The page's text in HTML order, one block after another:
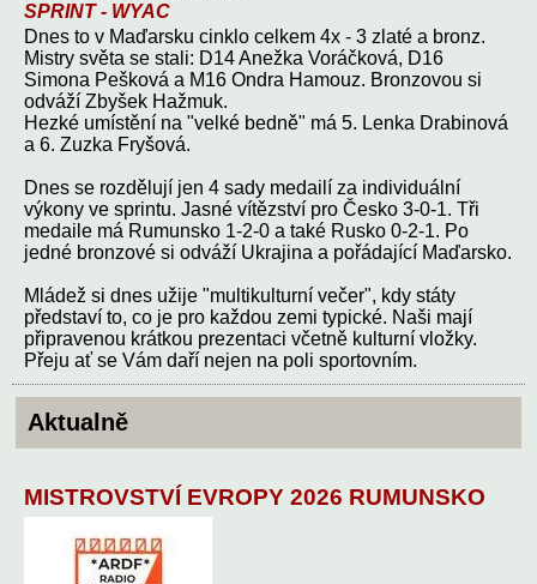
SPRINT - WYAC
Dnes to v Maďarsku cinklo celkem 4x - 3 zlaté a bronz.
Mistry světa se stali: D14 Anežka Voráčková, D16
Simona Pešková a M16 Ondra Hamouz. Bronzovou si
odváží Zbyšek Hažmuk.
Hezké umístění na "velké bedně" má 5. Lenka Drabinová
a 6. Zuzka Fryšová.
Dnes se rozdělují jen 4 sady medailí za individuální
výkony ve sprintu. Jasné vítězství pro Česko 3-0-1. Tři
medaile má Rumunsko 1-2-0 a také Rusko 0-2-1. Po
jedné bronzové si odváží Ukrajina a pořádající Maďarsko.
Mládež si dnes užije "multikulturní večer", kdy státy
představí to, co je pro každou zemi typické. Naši mají
připravenou krátkou prezentaci včetně kulturní vložky.
Přeju ať se Vám daří nejen na poli sportovním.
Aktualně
MISTROVSTVÍ EVROPY 2026 RUMUNSKO